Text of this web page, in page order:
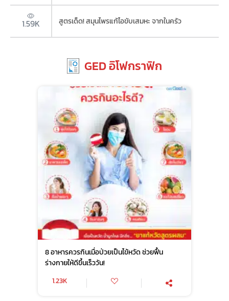
1.59K สูตรเด็ด! สมุนไพรแก้ไอขับเสมหะ จากในครัว
GED อิโฟกราฟิก
8 อาหารควรกินเมื่อป่วยเป็นไข้หวัด ช่วยฟื้น
ร่างกายให้ดีขึ้นเร็ววัน!
1.23K